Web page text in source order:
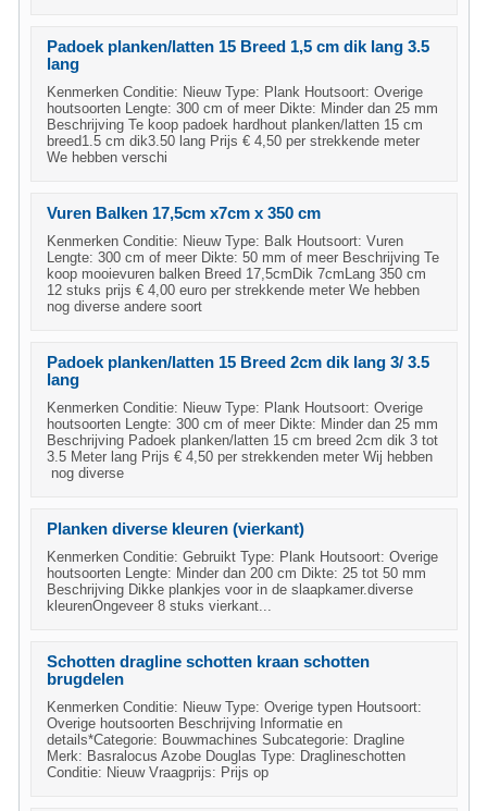
Padoek planken/latten 15 Breed 1,5 cm dik lang 3.5
lang
Kenmerken Conditie: Nieuw Type: Plank Houtsoort: Overige
houtsoorten Lengte: 300 cm of meer Dikte: Minder dan 25 mm
Beschrijving Te koop padoek hardhout planken/latten 15 cm
breed1.5 cm dik3.50 lang Prijs € 4,50 per strekkende meter
We hebben verschi
Vuren Balken 17,5cm x7cm x 350 cm
Kenmerken Conditie: Nieuw Type: Balk Houtsoort: Vuren
Lengte: 300 cm of meer Dikte: 50 mm of meer Beschrijving Te
koop mooievuren balken Breed 17,5cmDik 7cmLang 350 cm
12 stuks prijs € 4,00 euro per strekkende meter We hebben
nog diverse andere soort
Padoek planken/latten 15 Breed 2cm dik lang 3/ 3.5
lang
Kenmerken Conditie: Nieuw Type: Plank Houtsoort: Overige
houtsoorten Lengte: 300 cm of meer Dikte: Minder dan 25 mm
Beschrijving Padoek planken/latten 15 cm breed 2cm dik 3 tot
3.5 Meter lang Prijs € 4,50 per strekkenden meter Wij hebben
nog diverse
Planken diverse kleuren (vierkant)
Kenmerken Conditie: Gebruikt Type: Plank Houtsoort: Overige
houtsoorten Lengte: Minder dan 200 cm Dikte: 25 tot 50 mm
Beschrijving Dikke plankjes voor in de slaapkamer.diverse
kleurenOngeveer 8 stuks vierkant...
Schotten dragline schotten kraan schotten
brugdelen
Kenmerken Conditie: Nieuw Type: Overige typen Houtsoort:
Overige houtsoorten Beschrijving Informatie en
details*Categorie: Bouwmachines Subcategorie: Dragline
Merk: Basralocus Azobe Douglas Type: Draglineschotten
Conditie: Nieuw Vraagprijs: Prijs op